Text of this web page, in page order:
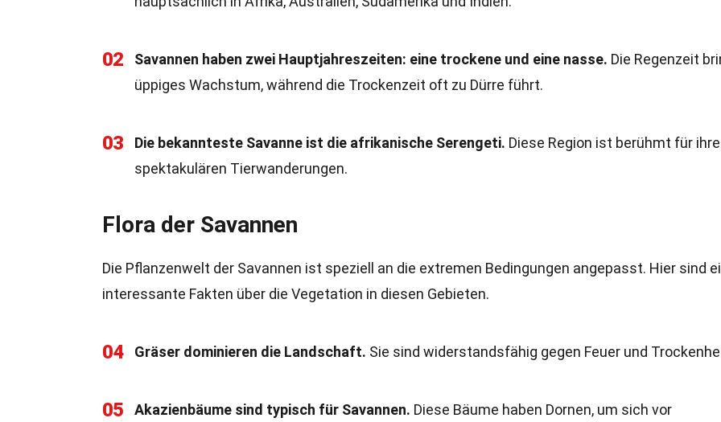
02 Savannen haben zwei Hauptjahreszeiten: eine trockene und eine nasse. Die Regenzeit
üppiges Wachstum, während die Trockenzeit oft zu Dürre führt.
03 Die bekannteste Savanne ist die afrikanische Serengeti. Diese Region ist berühmt für ihre
spektakulären Tierwanderungen.
Flora der Savannen
Die Pflanzenwelt der Savannen ist speziell an die extremen Bedingungen angepasst. Hier sind
interessante Fakten über die Vegetation in diesen Gebieten.
04 Gräser dominieren die Landschaft. Sie sind widerstandsfähig gegen Feuer und
05 Akazienbäume sind typisch für Savannen. Diese Bäume haben Dornen, um sich vor